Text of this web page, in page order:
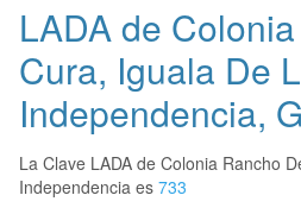
LADA de
Cura, Iguala De
Independencia,
La Clave LADA de Colonia Rancho
Independencia es 733